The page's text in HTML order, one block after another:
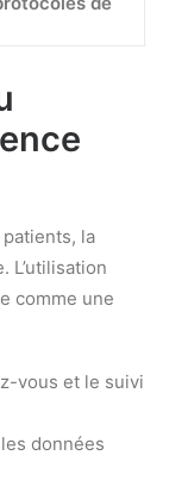
patients, la
L’utilisation
comme une
vous et le suivi
données